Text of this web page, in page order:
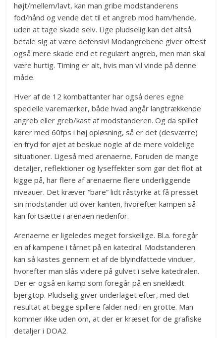
højt/mellem/lavt, kan man gribe modstanderens
fod/hånd og vende det til et angreb mod ham/hende,
uden at tage skade selv. Lige pludselig kan det altså
betale sig at være defensiv! Modangrebene giver oftest
også mere skade end et regulært angreb, men man skal
være hurtig. Timing er alt, hvis man vil vinde på denne
måde.
Hver af de 12 kombattanter har også deres egne
specielle varemærker, både hvad angår langtrækkende
angreb eller greb/kast af modstanderen. Og da spillet
kører med 60fps i høj opløsning, så er det (desværre)
en fryd for øjet at beskue nogle af de mere voldelige
situationer. Ligeså med arenaerne. Foruden de mange
detaljer, reflektioner og lyseffekter som gør det flot at
kigge på, har flere af arenaerne flere underliggende
niveauer. Det kræver “bare” lidt råstyrke at få presset
sin modstander ud over kanten, hvorefter kampen så
kan fortsætte i arenaen nedenfor.
Arenaerne er ligeledes meget forskellige. Bl.a. foregår
en af kampene i tårnet på en katedral. Modstanderen
kan så kastes gennem et af de blyindfattede vinduer,
hvorefter man slås videre på gulvet i selve katedralen.
Der er også en kamp som foregår på en sneklædt
bjergtop. Pludselig giver underlaget efter, med det
resultat at begge spillere falder ned i en grotte. Man
kommer ikke uden om, at der er kræset for de grafiske
detaljer i DOA2.